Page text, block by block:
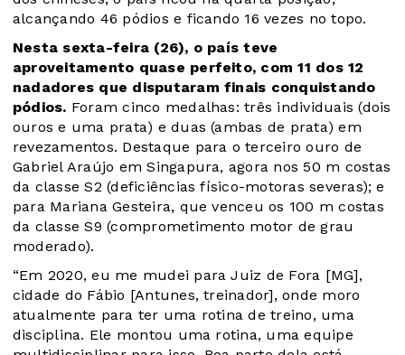
alcançando 46 pódios e ficando 16 vezes no topo.
Nesta sexta-feira (26), o país teve
aproveitamento quase perfeito, com 11 dos 12
nadadores que disputaram finais conquistando
pódios. Foram cinco medalhas: três individuais (dois
ouros e uma prata) e duas (ambas de prata) em
revezamentos. Destaque para o terceiro ouro de
Gabriel Araújo em Singapura, agora nos 50 m costas
da classe S2 (deficiências físico-motoras severas); e
para Mariana Gesteira, que venceu os 100 m costas
da classe S9 (comprometimento motor de grau
moderado).
“Em 2020, eu me mudei para Juiz de Fora [MG],
cidade do Fábio [Antunes, treinador], onde moro
atualmente para ter uma rotina de treino, uma
disciplina. Ele montou uma rotina, uma equipe